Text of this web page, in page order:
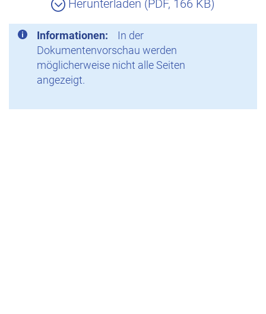
Herunterladen (PDF, 166 KB)
Informationen:
In der
Dokumentenvorschau werden
möglicherweise nicht alle Seiten
angezeigt.